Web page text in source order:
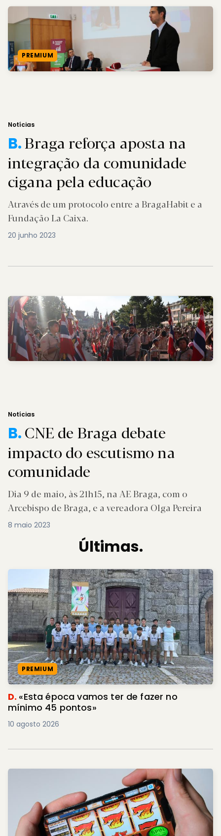
PREMIUM
Notícias
B.Braga reforça aposta na
integração da comunidade
cigana pela educação
Através de um protocolo entre a BragaHabit e a
Fundação La Caixa.
20 junho 2023
Notícias
B.CNE de Braga debate
impacto do escutismo na
comunidade
Dia 9 de maio, às 21h15, na AE Braga, com o
Arcebispo de Braga, e a vereadora Olga Pereira
8 maio 2023
Últimas.
PREMIUM
D. «Esta época vamos ter de fazer no
mínimo 45 pontos»
10 agosto 2026